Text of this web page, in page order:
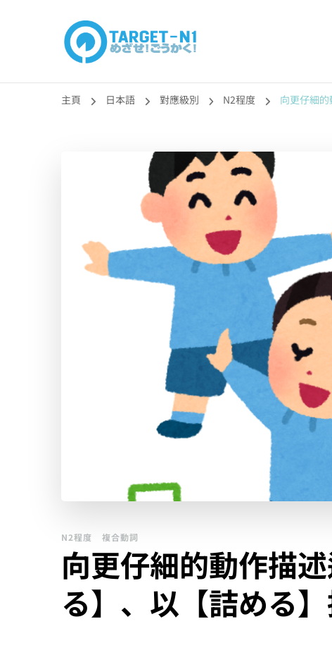
目標!!日本語能力
主頁 日本語 對應級別 N2程度 向更仔細
N2程度 複合動詞
向更仔細的動作描
る】、以【詰める